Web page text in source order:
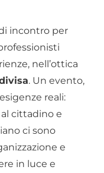
incontro per
nell’ottica
. Un evento,
reali:
cittadino e
ci sono
e
in luce e